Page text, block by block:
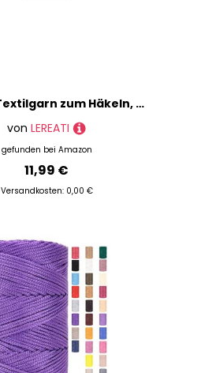
LEREATI Textilgarn zum Häkeln, 2.5mm x 150m Häkelgarn für Taschen, Baumwollgarn Flach Taschengarn, Bändchengarn zum Häkeln Taschen, Korb, Wandbehang, DIY Handwerk (Himmelblau)
von LEREATI
gefunden bei Amazon
11,99 €
Versandkosten: 0,00 €